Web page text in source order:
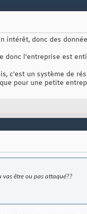
intérêt, donc des
l'entreprise est
c'est un système de
pour une petite
vas être ou pas attaqué??